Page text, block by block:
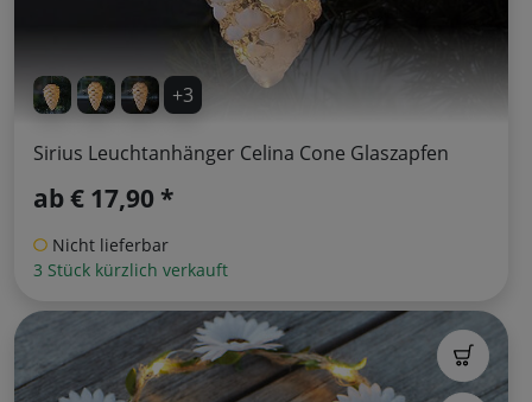
+3
Sirius Leuchtanhänger Celina Cone Glaszapfen
ab€ 17,90 *
Nicht lieferbar
3 Stück kürzlich verkauft